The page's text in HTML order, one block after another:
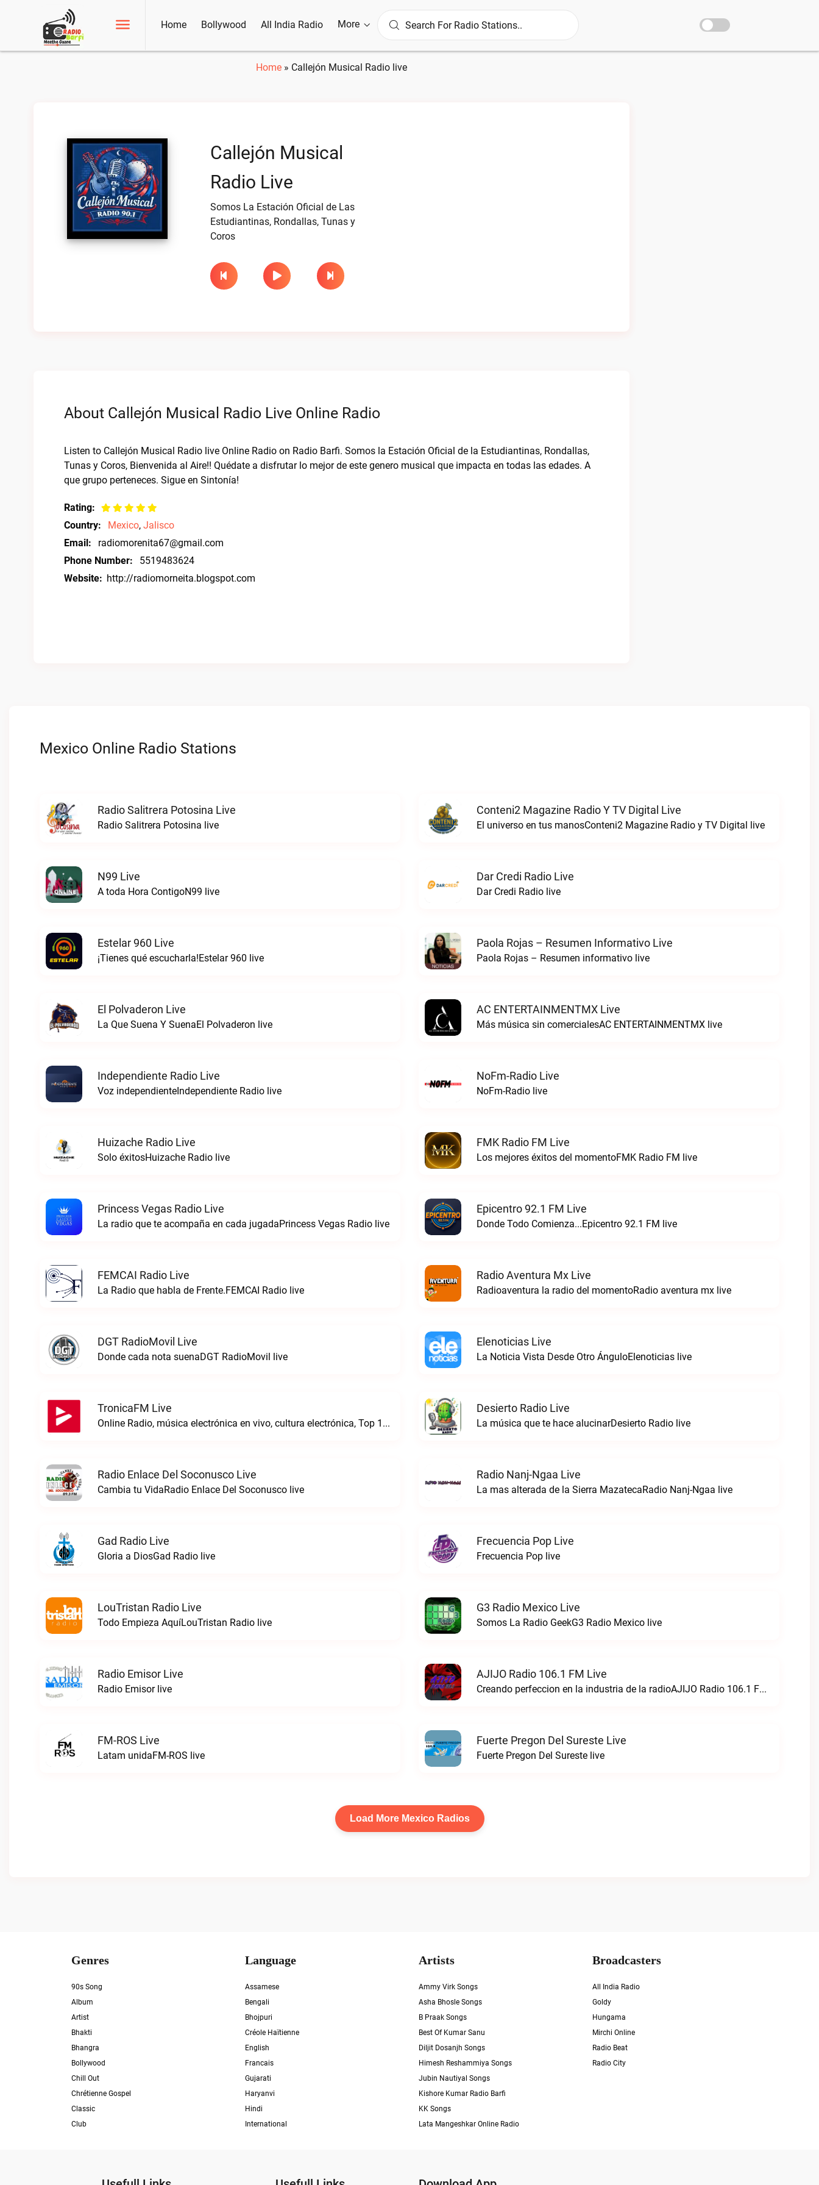
Home Bollywood All India Radio More
Home » Callejón Musical Radio live
Callejón Musical
Radio Live
Somos La Estación Oficial de Las
Estudiantinas, Rondallas, Tunas y
Coros
About Callejón Musical Radio Live Online Radio
Listen to Callejón Musical Radio live Online Radio on Radio Barfi. Somos la Estación Oficial de la Estudiantinas, Rondallas,
Tunas y Coros, Bienvenida al Aire!! Quédate a disfrutar lo mejor de este genero musical que impacta en todas las edades. A
que grupo perteneces. Sigue en Sintonía!
Rating:
Country:
Mexico, Jalisco
Email:
radiomorenita67@gmail.com
Phone Number:
5519483624
Website: http://radiomorneita.blogspot.com
Mexico Online Radio Stations
Radio Salitrera Potosina Live
Radio Salitrera Potosina live
Conteni2 Magazine Radio Y TV Digital Live
El universo en tus manosConteni2 Magazine Radio y TV Digital live
N99 Live
A toda Hora ContigoN99 live
Dar Credi Radio Live
Dar Credi Radio live
Estelar 960 Live
¡Tienes qué escucharla!Estelar 960 live
Paola Rojas – Resumen Informativo Live
Paola Rojas – Resumen informativo live
El Polvaderon Live
La Que Suena Y SuenaEl Polvaderon live
AC ENTERTAINMENTMX Live
Más música sin comercialesAC ENTERTAINMENTMX live
Independiente Radio Live
Voz independienteIndependiente Radio live
NoFm-Radio Live
NoFm-Radio live
Huizache Radio Live
Solo éxitosHuizache Radio live
FMK Radio FM Live
Los mejores éxitos del momentoFMK Radio FM live
Princess Vegas Radio Live
La radio que te acompaña en cada jugadaPrincess Vegas Radio live
Epicentro 92.1 FM Live
Donde Todo Comienza...Epicentro 92.1 FM live
FEMCAI Radio Live
La Radio que habla de Frente.FEMCAI Radio live
Radio Aventura Mx Live
Radioaventura la radio del momentoRadio aventura mx live
DGT RadioMovil Live
Donde cada nota suenaDGT RadioMovil live
Elenoticias Live
La Noticia Vista Desde Otro ÁnguloElenoticias live
TronicaFM Live
Online Radio, música electrónica en vivo, cultura electrónica, Top 10 semanal, videos, descargasTronicaFM live
Desierto Radio Live
La música que te hace alucinarDesierto Radio live
Radio Enlace Del Soconusco Live
Cambia tu VidaRadio Enlace Del Soconusco live
Radio Nanj-Ngaa Live
La mas alterada de la Sierra MazatecaRadio Nanj-Ngaa live
Gad Radio Live
Gloria a DiosGad Radio live
Frecuencia Pop Live
Frecuencia Pop live
LouTristan Radio Live
Todo Empieza AquíLouTristan Radio live
G3 Radio Mexico Live
Somos La Radio GeekG3 Radio Mexico live
Radio Emisor Live
Radio Emisor live
AJIJO Radio 106.1 FM Live
Creando perfeccion en la industria de la radioAJIJO Radio 106.1 FM live
FM-ROS Live
Latam unidaFM-ROS live
Fuerte Pregon Del Sureste Live
Fuerte Pregon Del Sureste live
Load More Mexico Radios
Genres
90s Song
Album
Artist
Bhakti
Bhangra
Bollywood
Chill Out
Chrétienne Gospel
Classic
Club
Language
Assamese
Bengali
Bhojpuri
Créole Haïtienne
English
Francais
Gujarati
Haryanvi
Hindi
International
Artists
Ammy Virk Songs
Asha Bhosle Songs
B Praak Songs
Best Of Kumar Sanu
Diljit Dosanjh Songs
Himesh Reshammiya Songs
Jubin Nautiyal Songs
Kishore Kumar Radio Barfi
KK Songs
Lata Mangeshkar Online Radio
Broadcasters
All India Radio
Goldy
Hungama
Mirchi Online
Radio Beat
Radio City